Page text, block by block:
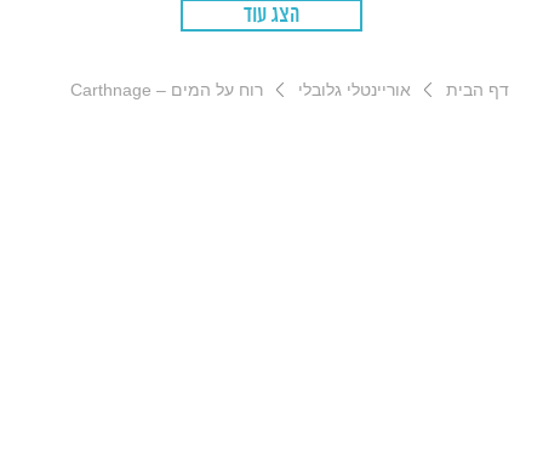
הצג עוד
דף הבית אוריינטלי גלובלי רוח על המים – Carthnage